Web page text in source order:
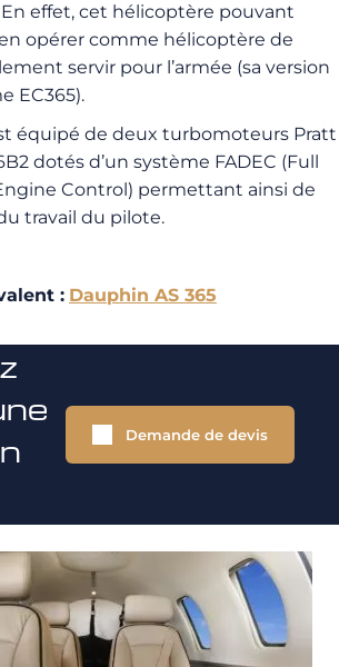
effet, cet hélicoptère pouvant
opérer comme hélicoptère de
servir pour l’armée (sa version
EC365).
équipé de deux turbomoteurs Pratt
dotés d’un système FADEC (Full
Control) permettant ainsi de
travail du pilote.
: Dauphin AS 365
Demande de devis